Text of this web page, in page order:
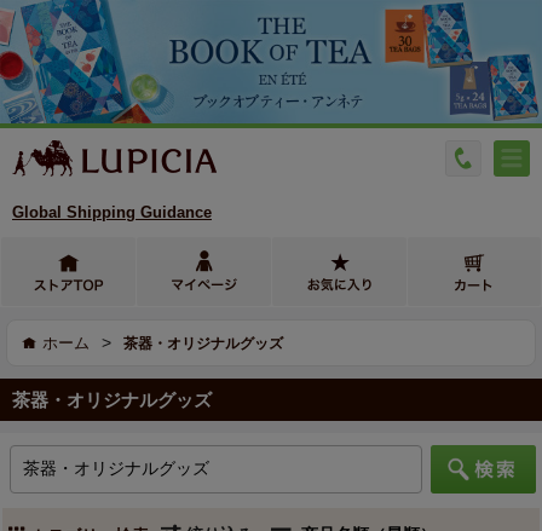
Global Shipping Guidance
ホーム > 茶器・オリジナルグッズ
茶器・オリジナルグッズ